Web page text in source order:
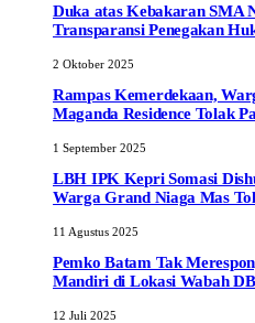
Duka atas Kebakaran SMA
Transparansi Penegakan
2 Oktober 2025
Rampas Kemerdekaan,
Maganda Residence Tolak
1 September 2025
LBH IPK Kepri Somasi
Warga Grand Niaga Mas
11 Agustus 2025
Pemko Batam Tak
Mandiri di Lokasi Wabah
12 Juli 2025